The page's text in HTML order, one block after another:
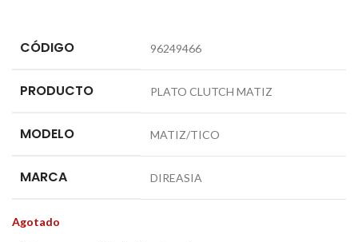
CÓDIGO 96249466
PRODUCTO PLATO CLUTCH MATIZ
MODELO MATIZ/TICO
MARCA DIREASIA
Agotado